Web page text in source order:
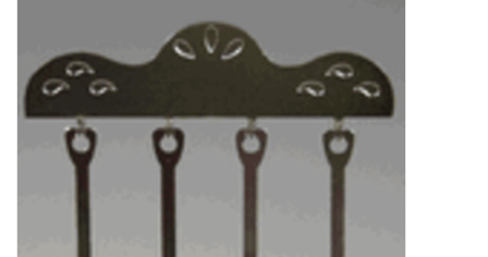
1/48ème
Fournitures bricolage